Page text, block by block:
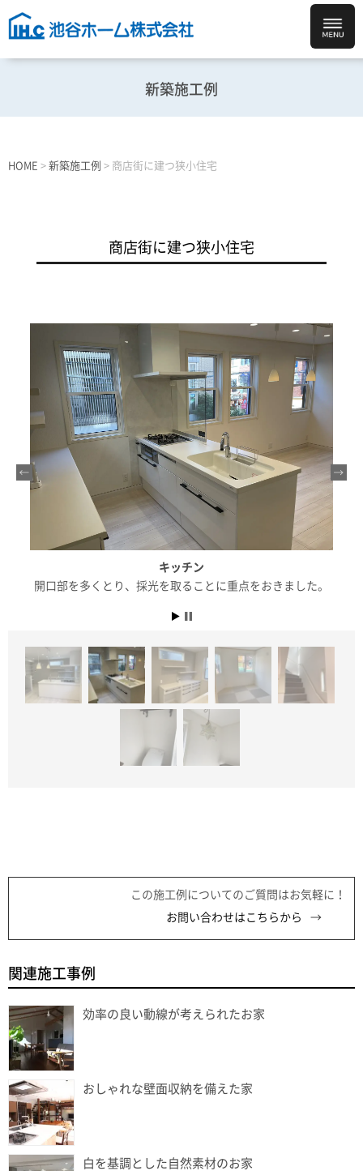
新築施工例
HOME > 新築施工例 > 商店街に建つ狭小住宅
商店街に建つ狭小住宅
キッチン
開口部を多くとり、採光を取ることに重点をおきました。
この施工例についてのご質問はお気軽に！
お問い合わせはこちらから
関連施工事例
効率の良い動線が考えられたお家
おしゃれな壁面収納を備えた家
白を基調とした自然素材のお家